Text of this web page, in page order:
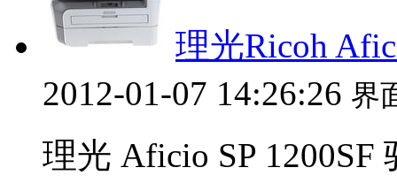
理光Ricoh
2012-01-07 14:26:26 界
理光 Aficio SP 1200SF